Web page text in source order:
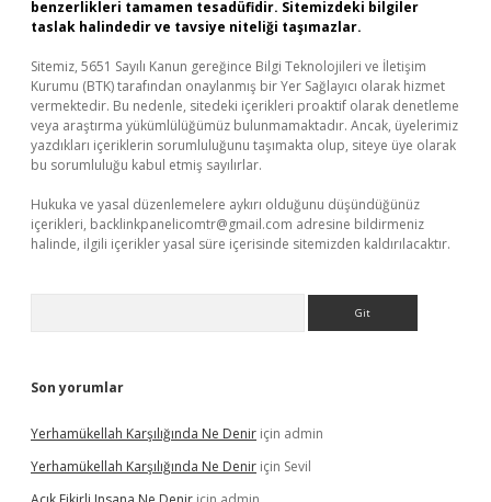
benzerlikleri tamamen tesadüfidir. Sitemizdeki bilgiler
taslak halindedir ve tavsiye niteliği taşımazlar.
Sitemiz, 5651 Sayılı Kanun gereğince Bilgi Teknolojileri ve İletişim
Kurumu (BTK) tarafından onaylanmış bir Yer Sağlayıcı olarak hizmet
vermektedir. Bu nedenle, sitedeki içerikleri proaktif olarak denetleme
veya araştırma yükümlülüğümüz bulunmamaktadır. Ancak, üyelerimiz
yazdıkları içeriklerin sorumluluğunu taşımakta olup, siteye üye olarak
bu sorumluluğu kabul etmiş sayılırlar.
Hukuka ve yasal düzenlemelere aykırı olduğunu düşündüğünüz
içerikleri, backlinkpanelicomtr@gmail.com adresine bildirmeniz
halinde, ilgili içerikler yasal süre içerisinde sitemizden kaldırılacaktır.
Son yorumlar
Yerhamükellah Karşılığında Ne Denir için admin
Yerhamükellah Karşılığında Ne Denir için Sevil